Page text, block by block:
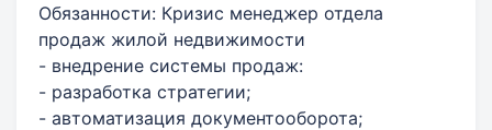
Обязанности: Кризис менеджер отдела
продаж жилой недвижимости
- внедрение системы продаж:
- разработка стратегии;
- автоматизация документооборота;